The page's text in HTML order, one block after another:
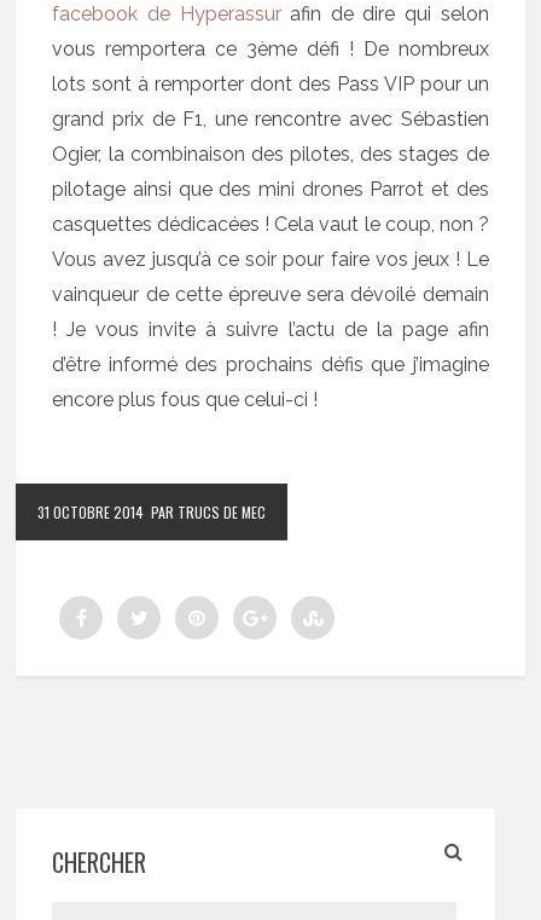
facebook de Hyperassurafin de dire qui selon
vous remportera ce 3ème défi ! De nombreux
lots sont à remporter dont des Pass VIP pour un
grand prix de F1, une rencontre avec Sébastien
Ogier, la combinaison des pilotes, des stages de
pilotage ainsi que des mini drones Parrot et des
casquettes dédicacées ! Cela vaut le coup, non ?
Vous avez jusqu’à ce soir pour faire vos jeux ! Le
vainqueur de cette épreuve sera dévoilé demain
! Je vous invite à suivre l’actu de la page afin
d’être informé des prochains défis que j’imagine
encore plus fous que celui-ci !
31 OCTOBRE 2014 PAR TRUCS DE MEC
CHERCHER